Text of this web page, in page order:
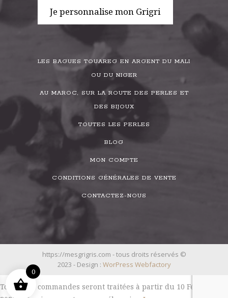
Je personnalise mon Grigri
LES BAGUES TOUAREG EN ARGENT DU MALI
OU DU NIGER
AU MAROC, SUR LA ROUTE DES PERLES ET
DES BIJOUX
TOUTES LES PERLES
BLOG
MON COMPTE
CONDITIONS GÉNÉRALES DE VENTE
CONTACTEZ-NOUS
https://mesgrigris.com - tous droits réservés ©
2023 - Design : WorPress Webfactory
Toutes les commandes seront traitées à partir du 10 Février
0